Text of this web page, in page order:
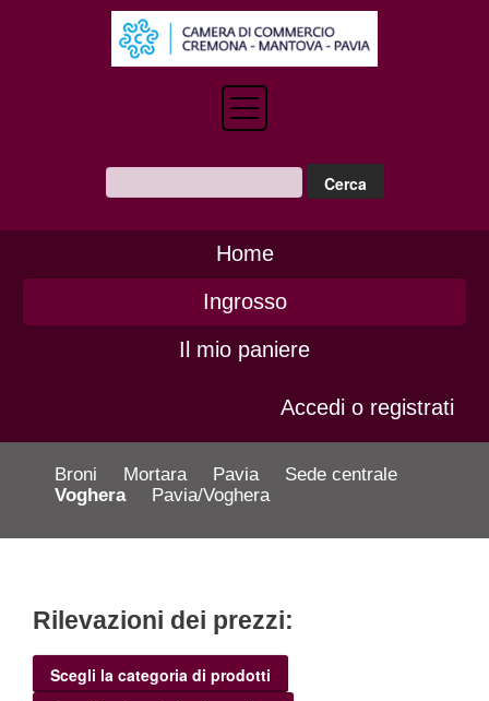
Home
Ingrosso
Il mio paniere
Accedi o registrati
Broni Mortara Pavia
Sede centrale
Voghera
Pavia/Voghera
Rilevazioni dei prezzi:
Scegli la categoria di prodotti